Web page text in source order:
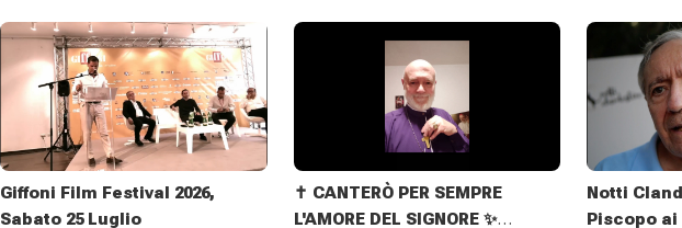
Giffoni Film Festival 2026,
Sabato 25 Luglio
✝️ CANTERÒ PER SEMPRE
L'AMORE DEL SIGNORE ✨
Notti
Piscopo